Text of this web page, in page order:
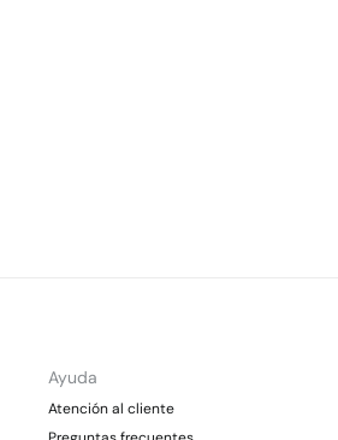
Ayuda
Atención al cliente